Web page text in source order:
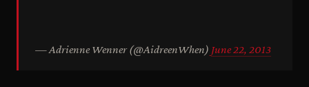
— Adrienne Wenner (@AidreenWhen) June 22, 2013